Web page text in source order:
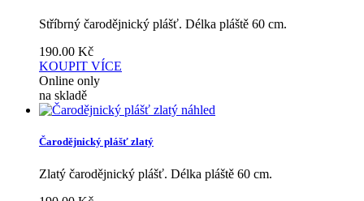
Stříbrný čarodějnický plášť. Délka pláště 60 cm.
190.00 Kč
KOUPIT VÍCE
Online only
na skladě
náhled
Čarodějnický plášť zlatý
Zlatý čarodějnický plášť. Délka pláště 60 cm.